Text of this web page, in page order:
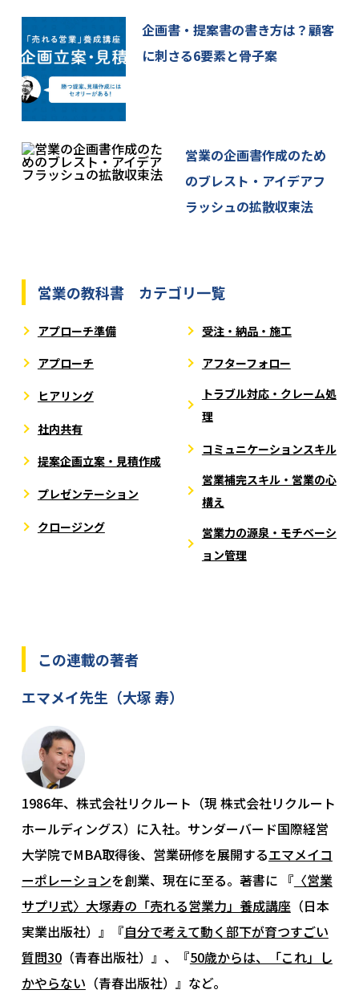
企画書・提案書の書き方は？顧客
に刺さる6要素と骨子案
営業の企画書作成のため
のブレスト・アイデアフ
ラッシュの拡散収束法
営業の教科書 カテゴリ一覧
アプローチ準備
アプローチ
ヒアリング
社内共有
提案企画立案・見積作成
プレゼンテーション
クロージング
受注・納品・施工
アフターフォロー
トラブル対応・クレーム処
理
コミュニケーションスキル
営業補完スキル・営業の心
構え
営業力の源泉・モチベーシ
ョン管理
この連載の著者
エマメイ先生（大塚 寿）
1986年、株式会社リクルート（現 株式会社リクルート
ホールディングス）に入社。サンダーバード国際経営
大学院でMBA取得後、営業研修を展開するエマメイコ
ーポレーションを創業、現在に至る。著書に 『 〈営業
サプリ式〉大塚寿の「売れる営業力」養成講座（日本
実業出版社）』『自分で考えて動く部下が育つすごい
質問30（青春出版社）』、『50歳からは、「これ」し
かやらない （青春出版社）』など。